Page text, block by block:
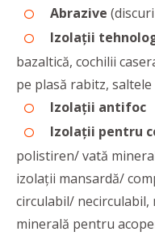
Abrazive
Izolații
bazaltică, cochilii
pe plasă rabitz,
Izolații antifoc
Izolații pentru
polistiren/ vată
izolații mansardă/
circulabil/ necirculabil,
minerală pentru